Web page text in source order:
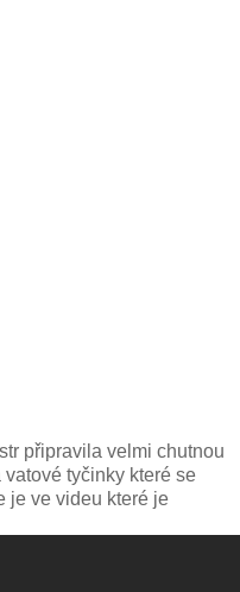
připravila velmi chutnou
tyčinky které se
je ve videu které je